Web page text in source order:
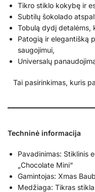
Tikro stiklo kokybę ir
Subtilų šokolado
Tobulą dydį detalėms,
Patogią ir elegantišką
saugojimui,
Universalų
Tai pasirinkimas, kuris
Techninė informacija
Pavadinimas: Stiklinis
„Chocolate Mini“
Gamintojas: Xmas
Medžiaga: Tikras